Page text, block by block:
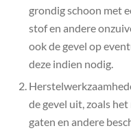
grondig schoon met
stof en andere
ook de gevel op
deze indien nodig.
de gevel uit, zoals
gaten en andere